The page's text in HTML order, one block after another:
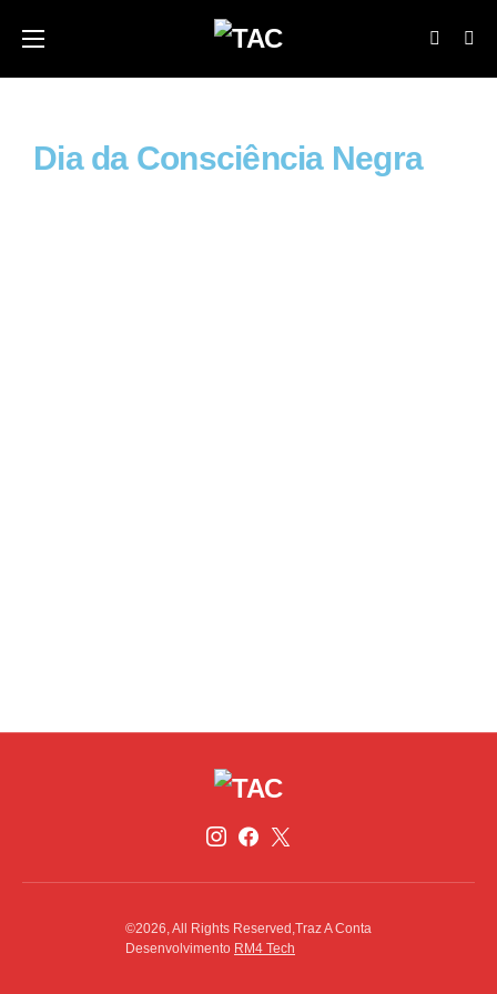
Dia da Consciência Negra
©2026, All Rights Reserved,Traz A Conta
Desenvolvimento RM4 Tech